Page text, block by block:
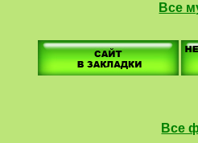
Все
Все